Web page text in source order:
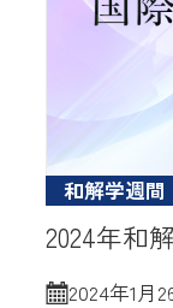
和解学週間
2024年和
2024年1月